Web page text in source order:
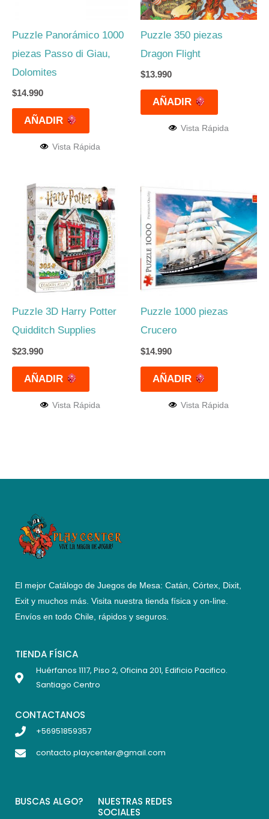
Puzzle Panorámico 1000
piezas Passo di Giau,
Dolomites
$14.990
AÑADIR
Vista Rápida
Puzzle 350 piezas
Dragon Flight
$13.990
AÑADIR
Vista Rápida
Puzzle 3D Harry Potter
Quidditch Supplies
$23.990
AÑADIR
Vista Rápida
Puzzle 1000 piezas
Crucero
$14.990
AÑADIR
Vista Rápida
El mejor Catálogo de Juegos de Mesa: Catán, Córtex, Dixit,
Exit y muchos más. Visita nuestra tienda física y on-line.
Envíos en todo Chile, rápidos y seguros
TIENDA FÍSICA
Huérfanos 1117, Piso 2, Oficina 201, Edificio Pacifico.
Santiago Centro
CONTACTANOS
+56951859357
contacto.playcenter@gmail.com
BUSCAS ALGO?
NUESTRAS REDES
SOCIALES